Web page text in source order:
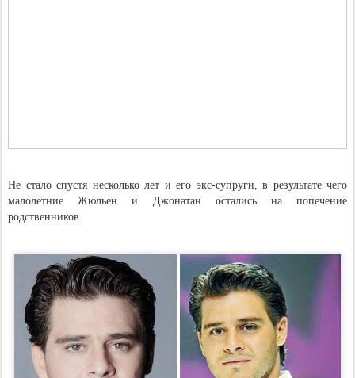
Не стало спустя несколько лет и его экс-супруги, в результате чего
малолетние Жюльен и Джонатан остались на попечение
родственников.